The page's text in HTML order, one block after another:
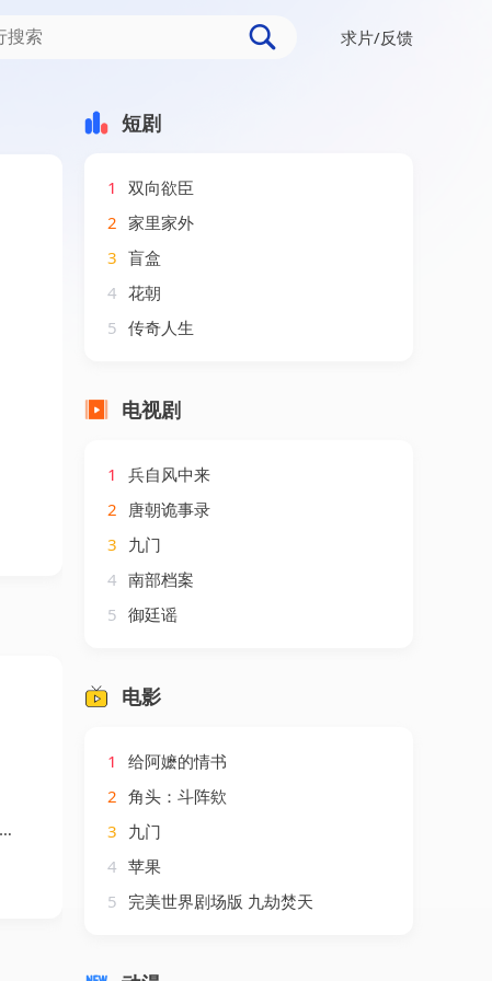
求片/反馈
短剧
1
双向欲臣
2 家里家外
3 盲盒
4 花朝
5 传奇人生
电视剧
1
兵自风中来
2 唐朝诡事录
3 九门
4 南部档案
5 御廷谣
电影
1
给阿嬷的情书
2 角头：斗阵欸
3 九门
4 苹果
5 完美世界剧场版 九劫焚天